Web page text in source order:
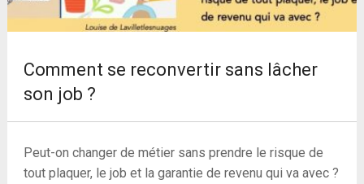
Comment se reconvertir sans lâcher
son job ?
Peut-on changer de métier sans prendre le risque de
tout plaquer, le job et la garantie de revenu qui va avec ?